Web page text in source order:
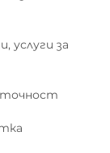
услуги за
точност